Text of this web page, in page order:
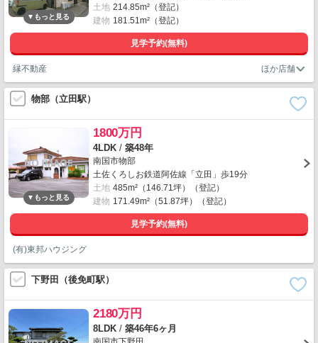
土地 214.85m²（登記）
建物 181.51m²（登記）
見学予約(無料)
縁不動産
物部（立田駅）
1800万円
4LDK / 築48年
南国市物部
土佐くろしお鉄道阿佐線「立田」歩19分
土地 485m²（146.71坪）（登記）
建物 171.49m²（51.87坪）（登記）
見学予約(無料)
(有)東邦ハウジング
下野田（後免町駅）
2180万円
8LDK / 築46年6ヶ月